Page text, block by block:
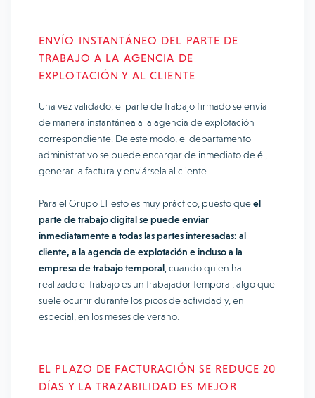
ENVÍO INSTANTÁNEO DEL PARTE DE
TRABAJO A LA AGENCIA DE
EXPLOTACIÓN Y AL CLIENTE
Una vez validado, el parte de trabajo firmado se envía
de manera instantánea a la agencia de explotación
correspondiente. De este modo, el departamento
administrativo se puede encargar de inmediato de él,
generar la factura y enviársela al cliente.
Para el Grupo LT esto es muy práctico, puesto queel
parte de trabajo digital se puede enviar
inmediatamente a todas las partes interesadas: al
cliente, a la agencia de explotación e incluso a la
empresa de trabajo temporal, cuando quien ha
realizado el trabajo es un trabajador temporal, algo que
suele ocurrir durante los picos de actividad y, en
especial, en los meses de verano.
EL PLAZO DE FACTURACIÓN SE REDUCE 20
DÍAS Y LA TRAZABILIDAD ES MEJOR